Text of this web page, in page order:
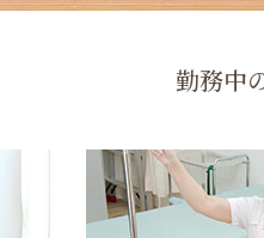
で取り組む前向きな姿勢で
お母さん方など、自分に何
さんにも安心して頂く事が
。
勤務中